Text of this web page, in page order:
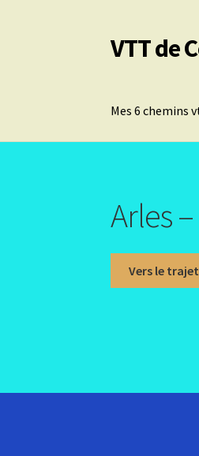
Aller
à
Aller
au
VTT de
Mes 6 chemins
Arles
Vers le trajet